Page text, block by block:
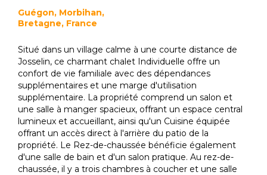
Guégon, Morbihan,
Bretagne, France
Situé dans un village calme à une courte distance de
Josselin, ce charmant chalet Individuelle offre un
confort de vie familiale avec des dépendances
supplémentaires et une marge d'utilisation
supplémentaire. La propriété comprend un salon et
une salle à manger spacieux, offrant un espace central
lumineux et accueillant, ainsi qu'un Cuisine équipée
offrant un accès direct à l'arrière du patio de la
propriété. Le Rez-de-chaussée bénéficie également
d'une salle de bain et d'un salon pratique. Au rez-de-
chaussée, il y a trois chambres à coucher et une salle